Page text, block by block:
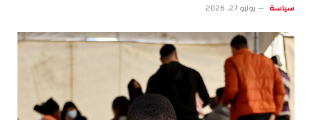
سياسة يوليو 27, 2026